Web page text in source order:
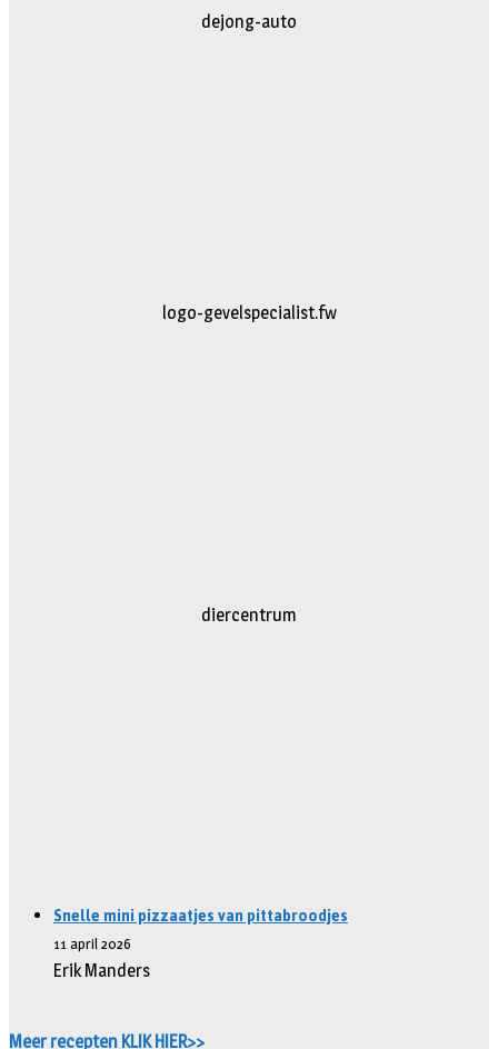
dejong-auto
logo-gevelspecialist.fw
diercentrum
Snelle mini pizzaatjes van pittabroodjes
11 april 2026
Erik Manders
Meer recepten KLIK HIER>>